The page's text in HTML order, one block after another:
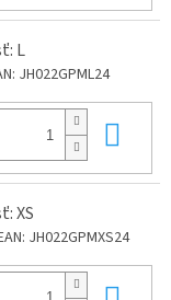
L
JH022GPML24
XS
JH022GPMXS24